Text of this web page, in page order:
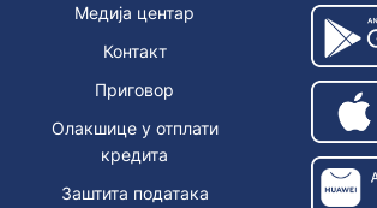
Медија центар
Контакт
Приговор
Олакшице у отплати
кредита
Заштита података